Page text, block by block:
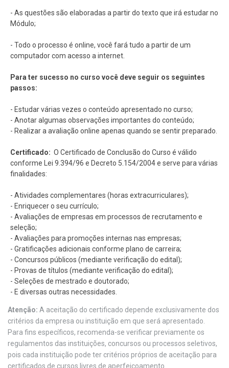
- As questões são elaboradas a partir do texto que irá estudar no
Módulo;
- Todo o processo é online, você fará tudo a partir de um
computador com acesso a internet.
Para ter sucesso no curso você deve seguir os seguintes
passos:
- Estudar várias vezes o conteúdo apresentado no curso;
- Anotar algumas observações importantes do conteúdo;
- Realizar a avaliação online apenas quando se sentir preparado.
Certificado: O Certificado de Conclusão do Curso é válido
conforme Lei 9.394/96 e Decreto 5.154/2004 e serve para várias
finalidades:
- Atividades complementares (horas extracurriculares);
- Enriquecer o seu currículo;
- Avaliações de empresas em processos de recrutamento e
seleção;
- Avaliações para promoções internas nas empresas;
- Gratificações adicionais conforme plano de carreira;
- Concursos públicos (mediante verificação do edital);
- Provas de títulos (mediante verificação do edital);
- Seleções de mestrado e doutorado;
- E diversas outras necessidades.
Atenção: A aceitação do certificado depende exclusivamente dos
critérios da empresa ou instituição em que será apresentado.
Para fins específicos, recomenda-se verificar previamente os
regulamentos das instituições, concursos ou processos seletivos,
pois cada instituição pode ter critérios próprios de aceitação para
certificados de cursos livres de aperfeiçoamento.